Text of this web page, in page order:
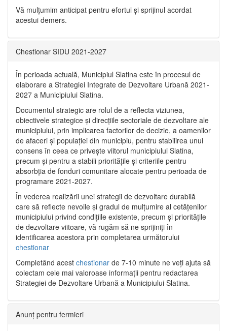
Vă mulţumim anticipat pentru efortul şi sprijinul acordat
acestui demers.
Chestionar SIDU 2021-2027
În perioada actuală, Municipiul Slatina este în procesul de
elaborare a Strategiei Integrate de Dezvoltare Urbană 2021‐
2027 a Municipiului Slatina.
Documentul strategic are rolul de a reflecta viziunea,
obiectivele strategice și direcțiile sectoriale de dezvoltare ale
municipiului, prin implicarea factorilor de decizie, a oamenilor
de afaceri și populației din municipiu, pentru stabilirea unui
consens în ceea ce privește viitorul municipiului Slatina,
precum și pentru a stabili prioritățile și criteriile pentru
absorbția de fonduri comunitare alocate pentru perioada de
programare 2021-2027.
În vederea realizării unei strategii de dezvoltare durabilă
care să reflecte nevoile și gradul de mulțumire al cetățenilor
municipiului privind condițiile existente, precum și prioritățile
de dezvoltare viitoare, vă rugăm să ne sprijiniți în
identificarea acestora prin completarea următorului
chestionar
Completând acest chestionar de 7-10 minute ne veți ajuta să
colectam cele mai valoroase informații pentru redactarea
Strategiei de Dezvoltare Urbană a Municipiului Slatina.
Anunț pentru fermieri